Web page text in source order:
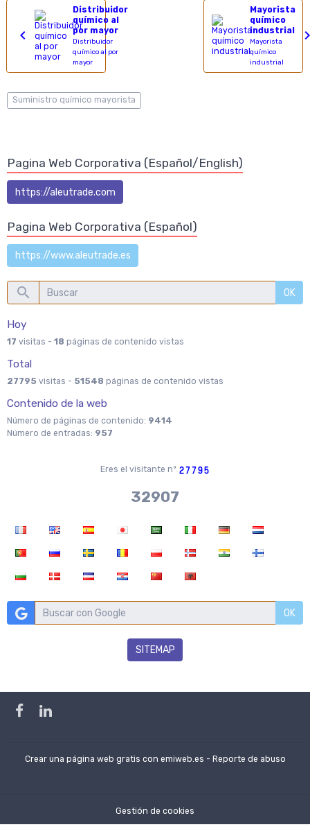
Distribuidor
químico al
por mayor
Distribuidor
químico al por
mayor
Mayorista
químico
industrial
Mayorista
químico
industrial
Suministro químico mayorista
Pagina Web Corporativa (Español/English)
https://aleutrade.com
Pagina Web Corporativa (Español)
https://www.aleutrade.es
OK
Hoy
17 visitas - 18 páginas de contenido vistas
Total
27795 visitas - 51548 páginas de contenido vistas
Contenido de la web
Número de páginas de contenido: 9414
Número de entradas: 957
Eres el visitante nº
37970
OK
SITEMAP
Crear una página web gratis con emiweb.es - Reporte de abuso
Gestión de cookies